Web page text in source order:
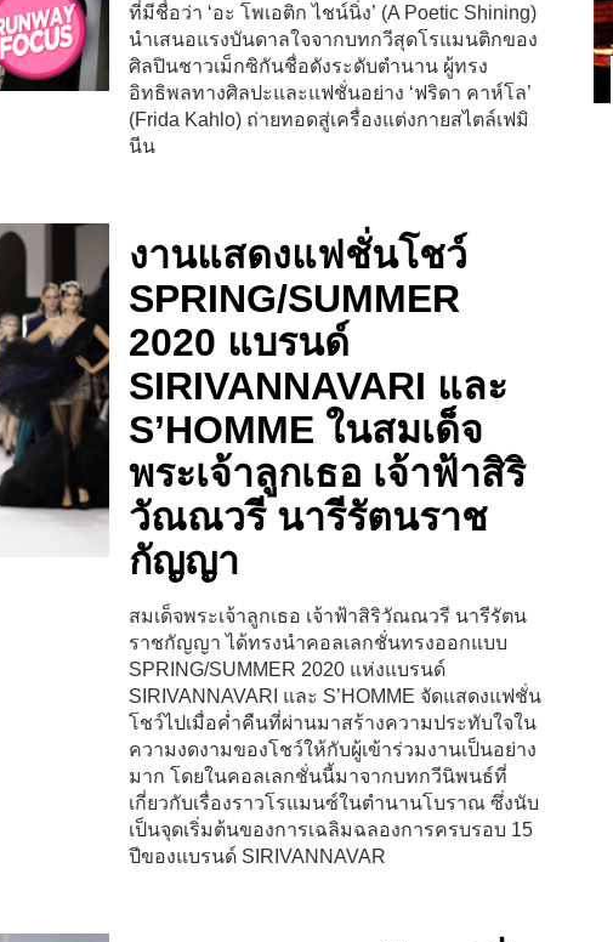
ที่มีชื่อว่า ‘อะ โพเอติก ไชน์นิ่ง’ (A Poetic Shining)
นำเสนอแรงบันดาลใจจากบทกวีสุดโรแมนติกของ
ศิลปินชาวเม็กซิกันชื่อดังระดับตำนาน ผู้ทรง
อิทธิพลทางศิลปะและแฟชั่นอย่าง ‘ฟริดา คาห์โล’
(Frida Kahlo) ถ่ายทอดสู่เครื่องแต่งกายสไตล์เฟมิ
นีน
งานแสดงแฟชั่นโชว์
SPRING/SUMMER
2020 แบรนด์
SIRIVANNAVARI และ
S’HOMME ในสมเด็จ
พระเจ้าลูกเธอ เจ้าฟ้าสิริ
วัณณวรี นารีรัตนราช
กัญญา
สมเด็จพระเจ้าลูกเธอ เจ้าฟ้าสิริวัณณวรี นารีรัตน
ราชกัญญา ได้ทรงนำคอลเลกชั่นทรงออกแบบ
SPRING/SUMMER 2020 แห่งแบรนด์
SIRIVANNAVARI และ S’HOMME จัดแสดงแฟชั่น
โชว์ไปเมื่อค่ำคืนที่ผ่านมาสร้างความประทับใจใน
ความงดงามของโชว์ให้กับผู้เข้าร่วมงานเป็นอย่าง
มาก โดยในคอลเลกชั่นนี้มาจากบทกวีนิพนธ์ที่
เกี่ยวกับเรื่องราวโรแมนซ์ในตำนานโบราณ ซึ่งนับ
เป็นจุดเริ่มต้นของการเฉลิมฉลองการครบรอบ 15
ปีของแบรนด์ SIRIVANNAVAR